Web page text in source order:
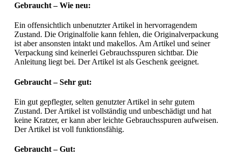
Gebraucht – Wie neu:
Ein offensichtlich unbenutzter Artikel in hervorragendem
Zustand. Die Originalfolie kann fehlen, die Originalverpackung
ist aber ansonsten intakt und makellos. Am Artikel und seiner
Verpackung sind keinerlei Gebrauchsspuren sichtbar. Die
Anleitung liegt bei. Der Artikel ist als Geschenk geeignet.
Gebraucht – Sehr gut:
Ein gut gepflegter, selten genutzter Artikel in sehr gutem
Zustand. Der Artikel ist vollständig und unbeschädigt und hat
keine Kratzer, er kann aber leichte Gebrauchsspuren aufweisen.
Der Artikel ist voll funktionsfähig.
Gebraucht – Gut: